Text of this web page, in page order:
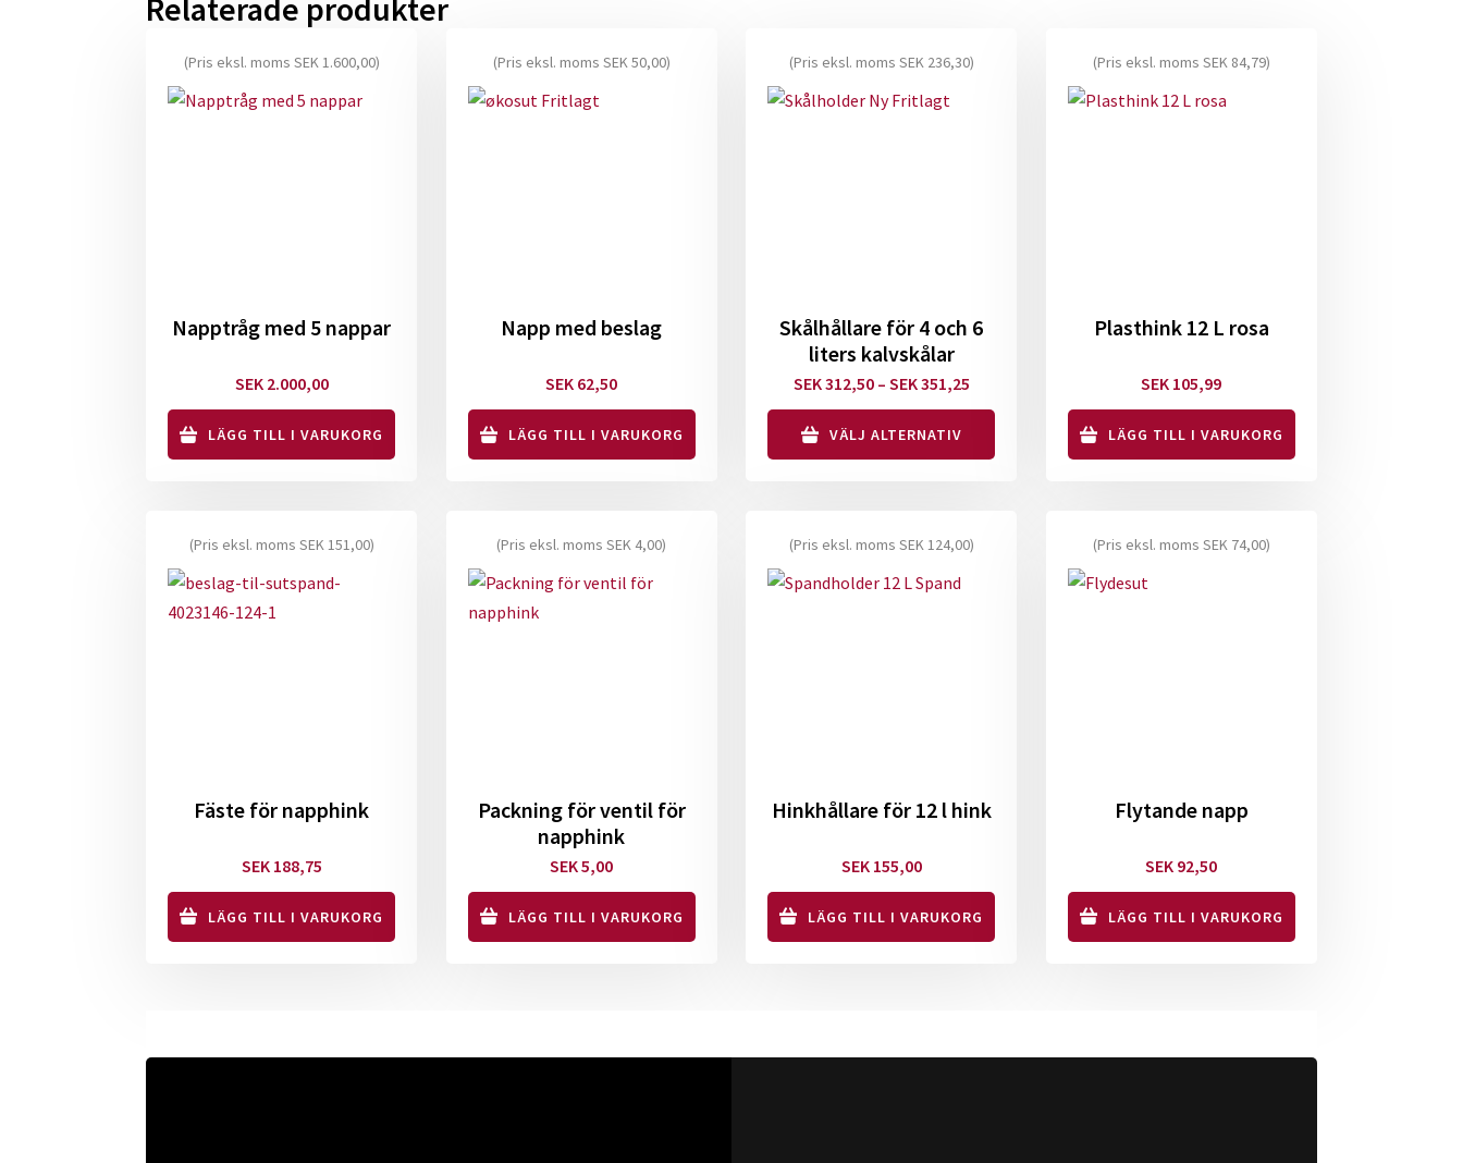
Relaterade produkter
(Pris eksl. moms SEK1.600,00)
Napptråg med 5 nappar
SEK2.000,00
LÄGG TILL I VARUKORG
(Pris eksl. moms SEK50,00)
Napp med beslag
SEK 62,50
LÄGG TILL I VARUKORG
(Pris eksl. moms SEK236,30)
Skålhållare för 4 och 6
liters kalvskålar
SEK312,50 – SEK351,25Prisintervall:
SEK 312,50
VÄLJ ALTERNATIV
flera
(Pris eksl. moms SEK84,79)
Plasthink 12 L rosa
SEK 105,99
LÄGG TILL I VARUKORG
(Pris eksl. moms SEK151,00)
Fäste för napphink
SEK188,75
LÄGG TILL I VARUKORG
(Pris eksl. momsSEK 4,00)
Packning för ventil för
napphink
SEK5,00
LÄGG TILL I VARUKORG
(Pris eksl. moms SEK124,00)
Hinkhållare för 12 l hink
SEK155,00
LÄGG TILL I VARUKORG
(Pris eksl. moms SEK74,00)
Flytande napp
SEK 92,50
LÄGG TILL I VARUKORG